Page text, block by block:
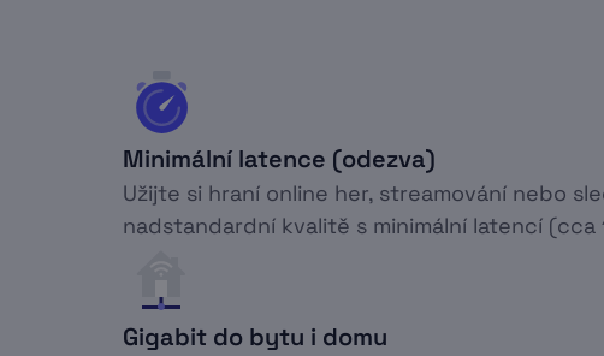
Minimální latence (odezva)
Užijte si hraní online her, streamování nebo
nadstandardní kvalitě s minimální latencí (cca
Gigabit do bytu i domu